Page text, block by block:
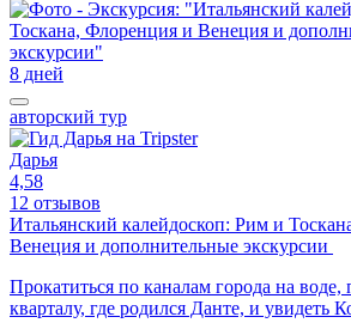
8 дней
авторский тур
Дарья
4,58
12 отзывов
Итальянский калейдоскоп: Рим и
Венеция и дополнительные экскурсии
Прокатиться по каналам города на воде,
кварталу, где родился Данте, и увидеть